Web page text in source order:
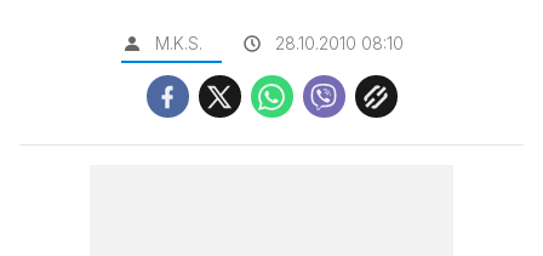
M.K.S. 28.10.2010 08:10